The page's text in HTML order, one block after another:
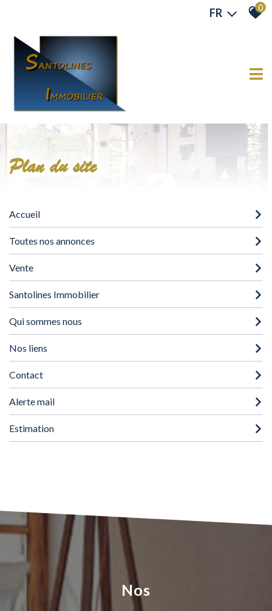
FR 0
plan du site
Accueil
Toutes nos annonces
Vente
Santolines Immobilier
Qui sommes nous
Nos liens
Contact
Alerte mail
Estimation
Nos